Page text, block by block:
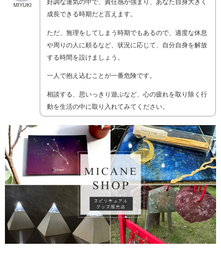
MIYUKI
好調な運気の中で、責任感が強まり、あなた自身大きく
成長できる時期だと言えます。
ただ、無理をしてしまう時期でもあるので、適度な休息
や周りの人に頼るなど、状況に応じて、自分自身を解放
する時間を設けましょう。
一人で抱え込むことが一番危険です。
相談する、思いっきり遊ぶなど、心の疲れを取り除く行
動を生活の中に取り入れてみてください。